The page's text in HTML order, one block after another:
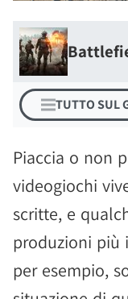
TUTTO SUL
Piaccia o non
videogiochi
scritte, e
produzioni
per esempio,